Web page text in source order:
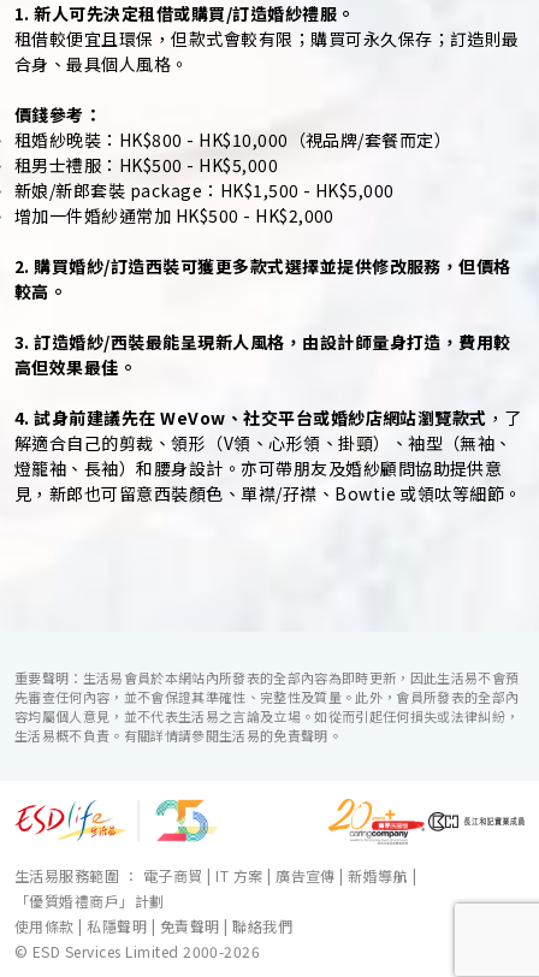
1. 新人可先決定租借或購買/訂造婚紗禮服。
租借較便宜且環保，但款式會較有限；購買可永久保存；訂造則最
合身、最具個人風格。
價錢參考：
租婚紗晚裝：HK$800 - HK$10,000（視品牌/套餐而定）
租男士禮服：HK$500 - HK$5,000
新娘/新郎套裝 package：HK$1,500 - HK$5,000
增加一件婚紗通常加 HK$500 - HK$2,000
2. 購買婚紗/訂造西裝可獲更多款式選擇並提供修改服務，但價格
較高。
3. 訂造婚紗/西裝最能呈現新人風格，由設計師量身打造，費用較
高但效果最佳。
4. 試身前建議先在 WeVow、社交平台或婚紗店網站瀏覽款式 ，了
解適合自己的剪裁、領形（V領、心形領、掛頸）、袖型（無袖、
燈籠袖、長袖）和腰身設計。亦可帶朋友及婚紗顧問協助提供意
見，新郎也可留意西裝顏色、單襟/孖襟、Bowtie 或領呔等細節。
重要聲明：生活易會員於本網站內所發表的全部內容為即時更新，因此生活易不會預
先審查任何內容，並不會保證其準確性、完整性及質量。此外，會員所發表的全部內
容均屬個人意見，並不代表生活易之言論及立場。如從而引起任何損失或法律糾紛，
生活易概不負責。有關詳情請參閱生活易的免責聲明。
生活易服務範圍 ： 電子商貿 | IT 方案 | 廣告宣傳 |新婚導航 |
「優質婚禮商戶」計劃
使用條款 |私隱聲明 | 免責聲明 |聯絡我們
© ESD Services Limited 2000-2026